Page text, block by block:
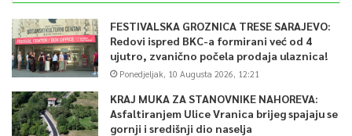
FESTIVALSKA GROZNICA TRESE SARAJEVO:
Redovi ispred BKC-a formirani već od 4
ujutro, zvanično počela prodaja ulaznica!
Ponedjeljak, 10 Augusta 2026, 12:21
KRAJ MUKA ZA STANOVNIKE NAHOREVA:
Asfaltiranjem Ulice Vranica brijeg spajaju se
gornji i središnji dio naselja